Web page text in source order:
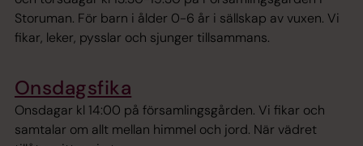
Storuman. För barn i ålder 0-6 år i sällskap av vuxen. Vi
fikar, leker, pysslar och sjunger tillsammans.
Onsdagsfika
Onsdagar kl 14:00 på församlingsgården. Vi fikar och
samtalar om allt mellan himmel och jord. När vädret